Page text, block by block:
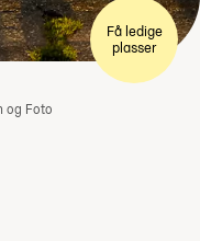
Få ledige
plasser
og Foto